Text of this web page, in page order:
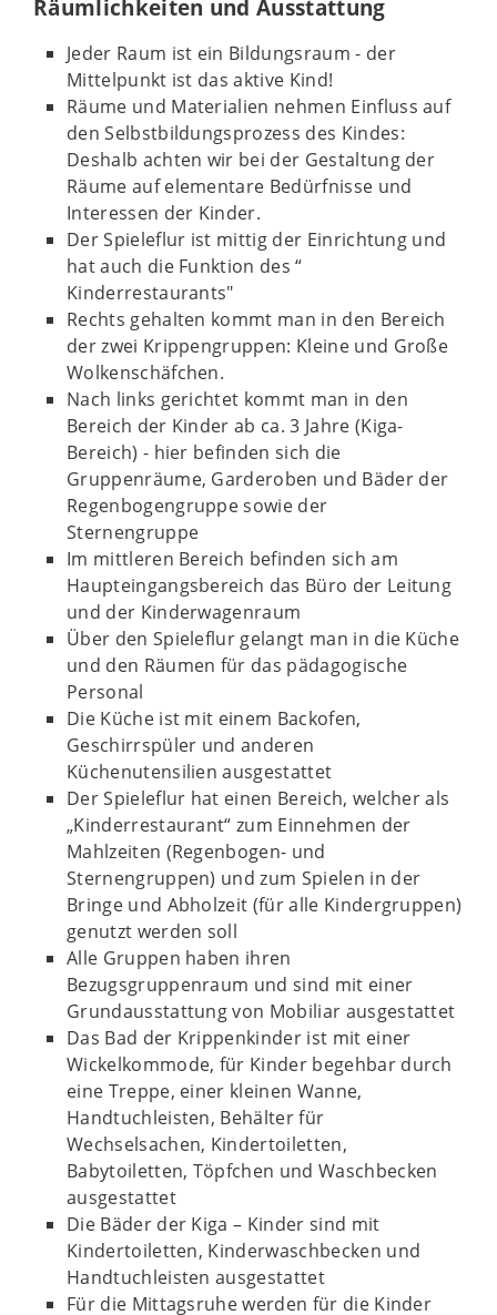
Räumlichkeiten und Ausstattung
Jeder Raum ist ein Bildungsraum - der
Mittelpunkt ist das aktive Kind!
Räume und Materialien nehmen Einfluss auf
den Selbstbildungsprozess des Kindes:
Deshalb achten wir bei der Gestaltung der
Räume auf elementare Bedürfnisse und
Interessen der Kinder.
Der Spieleflur ist mittig der Einrichtung und
hat auch die Funktion des “
Kinderrestaurants"
Rechts gehalten kommt man in den Bereich
der zwei Krippengruppen: Kleine und Große
Wolkenschäfchen.
Nach links gerichtet kommt man in den
Bereich der Kinder ab ca. 3 Jahre (Kiga-
Bereich) - hier befinden sich die
Gruppenräume, Garderoben und Bäder der
Regenbogengruppe sowie der
Sternengruppe
Im mittleren Bereich befinden sich am
Haupteingangsbereich das Büro der Leitung
und der Kinderwagenraum
Über den Spieleflur gelangt man in die Küche
und den Räumen für das pädagogische
Personal
Die Küche ist mit einem Backofen,
Geschirrspüler und anderen
Küchenutensilien ausgestattet
Der Spieleflur hat einen Bereich, welcher als
„Kinderrestaurant“ zum Einnehmen der
Mahlzeiten (Regenbogen- und
Sternengruppen) und zum Spielen in der
Bringe und Abholzeit (für alle Kindergruppen)
genutzt werden soll
Alle Gruppen haben ihren
Bezugsgruppenraum und sind mit einer
Grundausstattung von Mobiliar ausgestattet
Das Bad der Krippenkinder ist mit einer
Wickelkommode, für Kinder begehbar durch
eine Treppe, einer kleinen Wanne,
Handtuchleisten, Behälter für
Wechselsachen, Kindertoiletten,
Babytoiletten, Töpfchen und Waschbecken
ausgestattet
Die Bäder der Kiga – Kinder sind mit
Kindertoiletten, Kinderwaschbecken und
Handtuchleisten ausgestattet
Für die Mittagsruhe werden für die Kinder